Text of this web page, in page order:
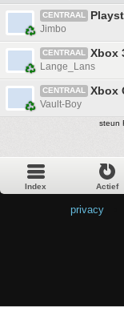
CENTRAAL
Jimbo
CENTRAAL Xbox
Lange_Lans
CENTRAAL Xbox
Vault-Boy
steun
Index Actief
privacy